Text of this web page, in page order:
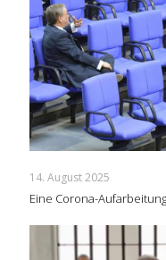
14. August 2025
Eine Corona-